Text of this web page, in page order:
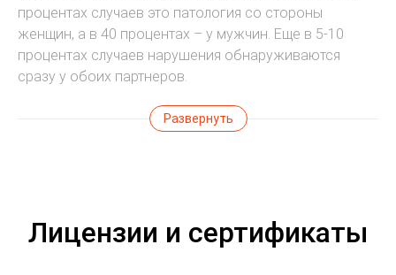
процентах случаев это патология со стороны
женщин, а в 40 процентах – у мужчин. Еще в 5-10
процентах случаев нарушения обнаруживаются
сразу у обоих партнеров.
Развернуть
Лицензии и сертификаты